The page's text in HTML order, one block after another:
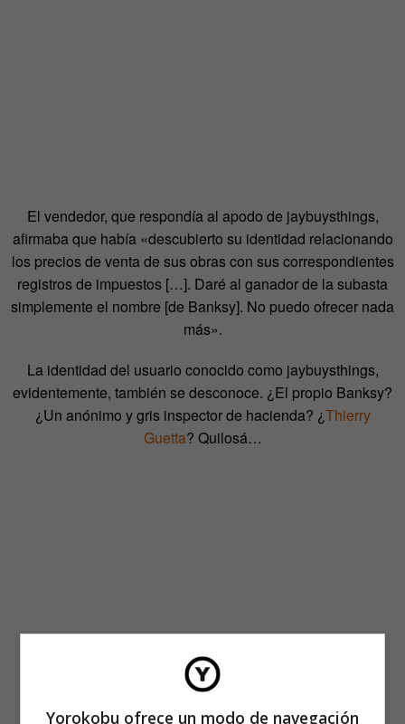
El vendedor, que respondía al apodo de jaybuysthings,
afirmaba que había «descubierto su identidad relacionando
los precios de venta de sus obras con sus correspondientes
registros de impuestos […]. Daré al ganador de la subasta
simplemente el nombre [de Banksy]. No puedo ofrecer nada
más».
La identidad del usuario conocido como jaybuysthings,
evidentemente, también se desconoce. ¿El propio Banksy?
¿Un anónimo y gris inspector de hacienda? ¿Thierry
Guetta? Quilosá…
Yorokobu ofrece un modo de navegación